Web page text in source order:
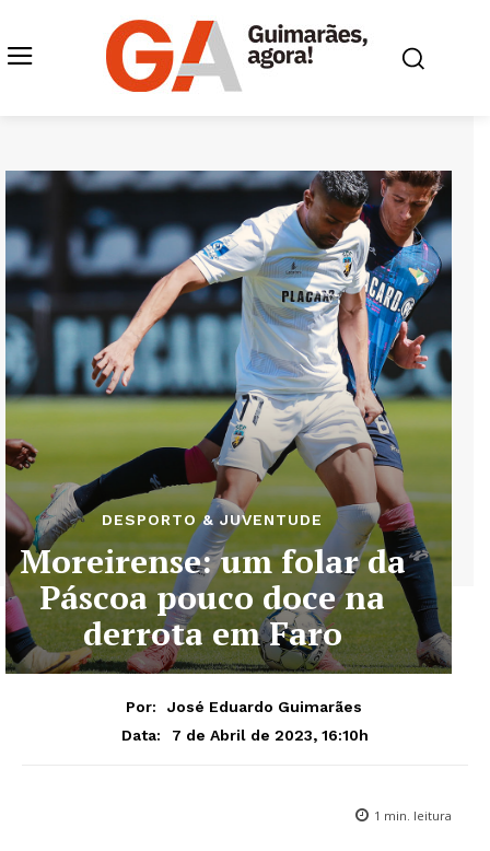
DESPORTO & JUVENTUDE
Moreirense: um folar da
Páscoa pouco doce na
derrota em Faro
Por:
José Eduardo Guimarães
Data:
7 de Abril de 2023, 16:10h
1 min. leitura